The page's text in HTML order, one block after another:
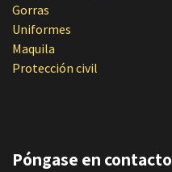
Gorras
Uniformes
Maquila
Protección civil
Póngase en contacto